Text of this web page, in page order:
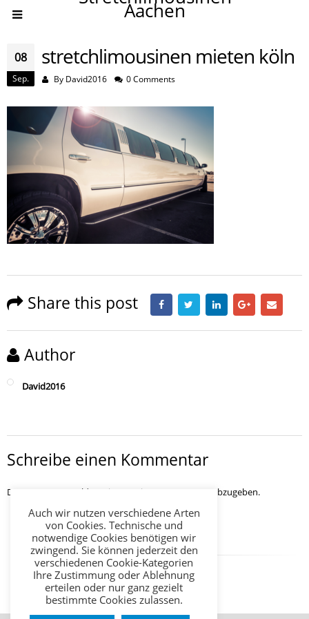
Aachen
08
Sep.
stretchlimousinen mieten köln
By David2016 0 Comments
Share this post
Author
David2016
Schreibe einen Kommentar
Du musst angemeldet sein, um einen Kommentar abzugeben.
Auch wir nutzen verschiedene Arten
von Cookies. Technische und
notwendige Cookies benötigen wir
zwingend. Sie können jederzeit den
verschiedenen Cookie-Kategorien
Ihre Zustimmung oder Ablehnung
erteilen oder nur ganz gezielt
bestimmte Cookies zulassen.